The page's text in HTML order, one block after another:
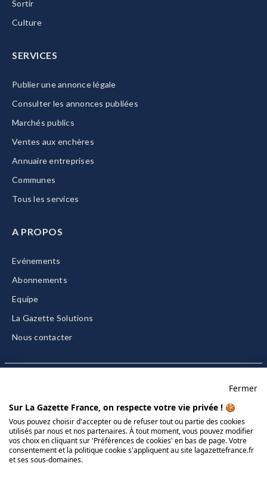
Sortir
Culture
SERVICES
Publier une annonce légale
Consulter les annonces publiées
Marchés publics
Ventes aux enchères
Annuaire entreprises
Communes
Tous les services
A PROPOS
Evénements
Abonnements
Equipe
La Gazette Solutions
Nous contacter
CGU/CGV
Données personnelles
Charte sur les cookies
Fermer
Sur La Gazette France, on respecte votre vie privée ! 🍪
Vous pouvez choisir d'accepter ou de refuser tout ou partie des cookies
utilisés par nous et nos partenaires. À tout moment, vous pouvez modifier
vos choix en cliquant sur 'Préférences de cookies' en bas de page. Votre
consentement et la politique cookie s'appliquent au site lagazettefrance.fr
et ses sous-domaines.